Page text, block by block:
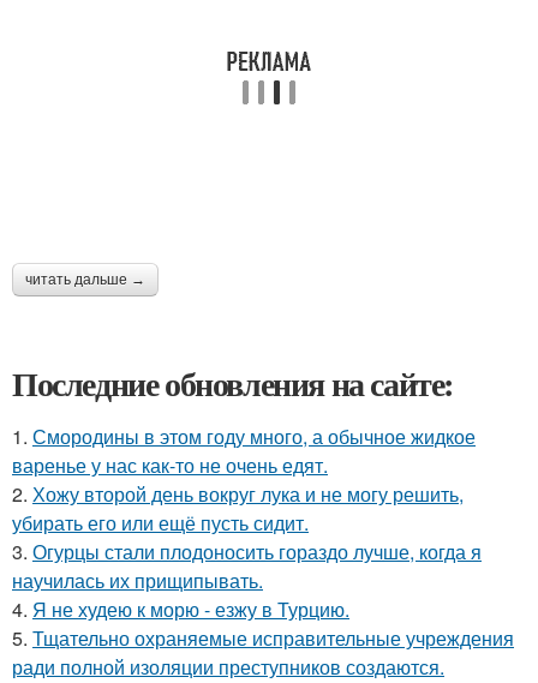
читать дальше →
Последние обновления на сайте:
1. Смородины в этом году много, а обычное жидкое
варенье у нас как-то не очень едят.
2. Хожу второй день вокруг лука и не могу решить,
убирать его или ещё пусть сидит.
3. Огурцы стали плодоносить гораздо лучше, когда я
научилась их прищипывать.
4. Я не худею к морю - езжу в Турцию.
5. Тщательно охраняемые исправительные учреждения
ради полной изоляции преступников создаются.